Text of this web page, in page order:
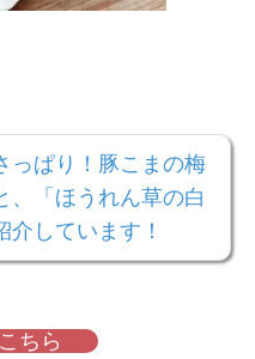
っぱり！豚こまの梅
「ほうれん草の白
介しています！
ちら